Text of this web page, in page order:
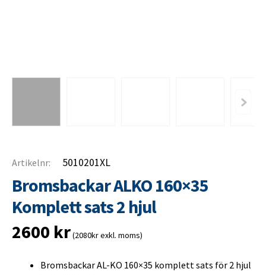
Artikelnr: 5010201XL
Bromsbackar ALKO 160×35
Komplett sats 2 hjul
2600 kr(2080kr exkl. moms)
Bromsbackar AL-KO 160×35 komplett sats för 2 hjul